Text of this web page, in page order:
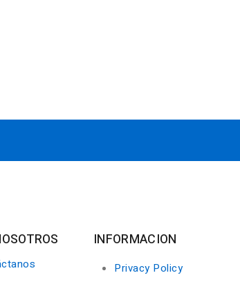
INFORMACION
Privacy Policy